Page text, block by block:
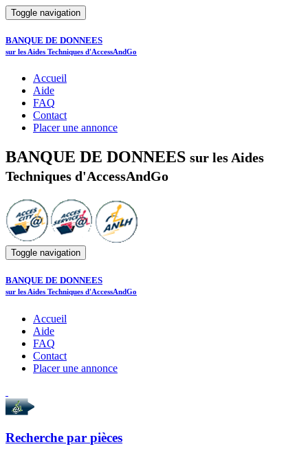
Toggle navigation
BANQUE DE DONNEES
sur les Aides Techniques d'AccessAndGo
Accueil
Aide
FAQ
Contact
Placer une annonce
BANQUE DE DONNEES sur les Aides
Techniques d'AccessAndGo
Toggle navigation
BANQUE DE DONNEES
sur les Aides Techniques d'AccessAndGo
Accueil
Aide
FAQ
Contact
Placer une annonce
Recherche par pièces